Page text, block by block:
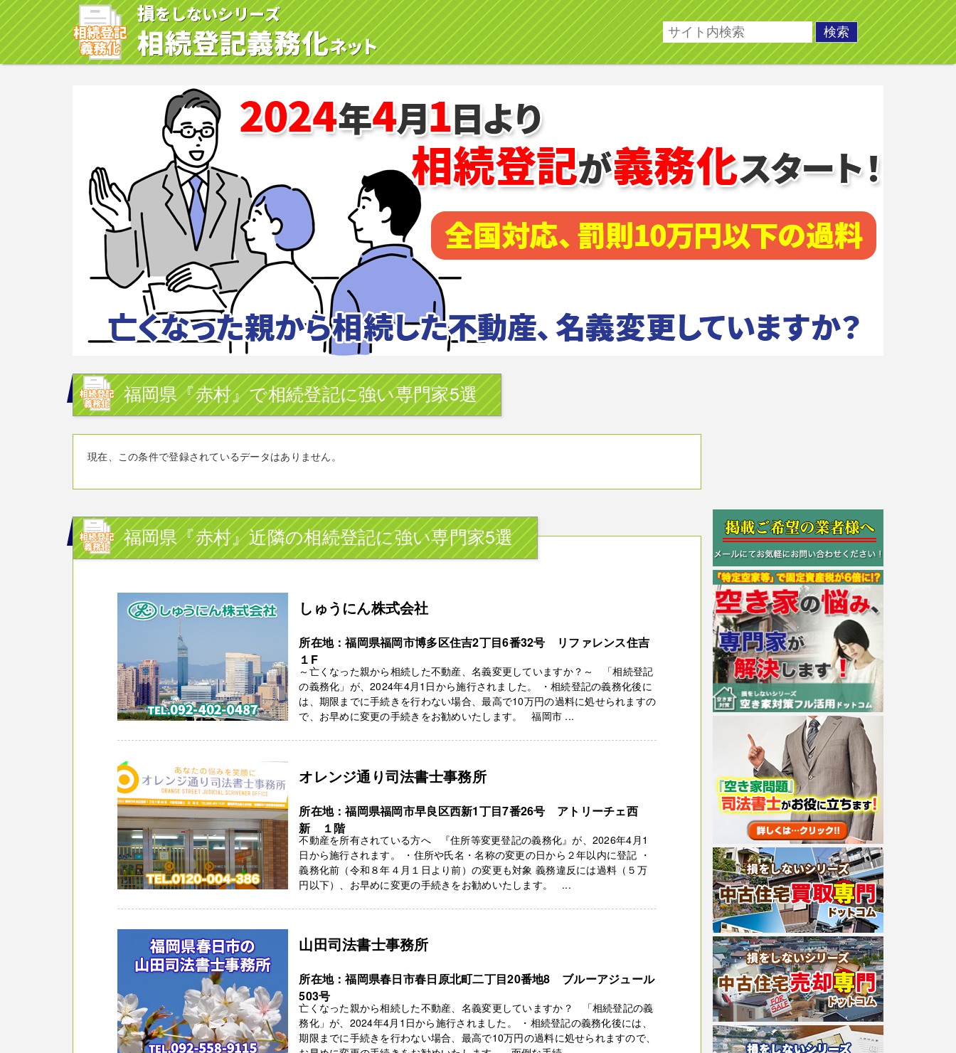
福岡県『赤村』で相続登記に強い専門家5選
現在、この条件で登録されているデータはありません。
福岡県『赤村』近隣の相続登記に強い専門家5選
しゅうにん株式会社
所在地：福岡県福岡市博多区住吉2丁目6番32号 リファレンス住吉
１F
～亡くなった親から相続した不動産、名義変更していますか？～ 「相続登記
の義務化」が、2024年4月1日から施行されました。 ・相続登記の義務化後に
は、期限までに手続きを行わない場合、最高で10万円の過料に処せられますの
で、お早めに変更の手続きをお勧めいたします。 福岡市 ...
オレンジ通り司法書士事務所
所在地：福岡県福岡市早良区西新1丁目7番26号 アトリーチェ西
新 １階
不動産を所有されている方へ 『住所等変更登記の義務化』が、2026年4月1
日から施行されます。 ・住所や氏名・名称の変更の日から２年以内に登記 ・
義務化前（令和８年４月１日より前）の変更も対象 義務違反には過料（５万
円以下）、お早めに変更の手続きをお勧めいたします。 ...
山田司法書士事務所
所在地：福岡県春日市春日原北町二丁目20番地8 ブルーアジュール
503号
亡くなった親から相続した不動産、名義変更していますか？ 「相続登記の義
務化」が、2024年4月1日から施行されました。 ・相続登記の義務化後には、
期限までに手続きを行わない場合、最高で10万円の過料に処せられますので、